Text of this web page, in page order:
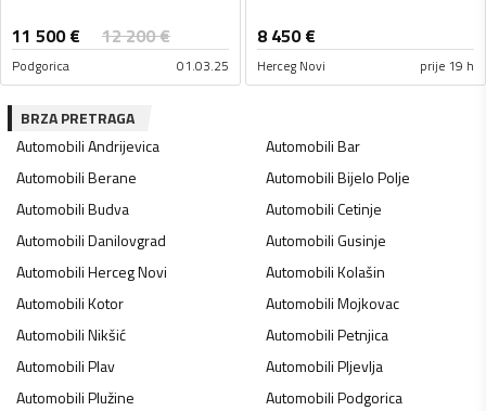
11 500€ 12 200€
Podgorica 01.03.25
8 450€
Herceg Novi prije 19 h
BRZA PRETRAGA
AutomobiliAndrijevica AutomobiliBar
AutomobiliBerane AutomobiliBijelo Polje
AutomobiliBudva AutomobiliCetinje
AutomobiliDanilovgrad AutomobiliGusinje
AutomobiliHerceg Novi AutomobiliKolašin
AutomobiliKotor AutomobiliMojkovac
AutomobiliNikšić AutomobiliPetnjica
AutomobiliPlav AutomobiliPljevlja
AutomobiliPlužine AutomobiliPodgorica